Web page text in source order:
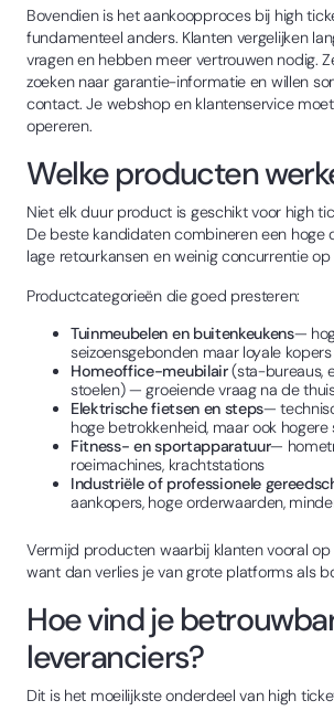
Bovendien is het aankoopproces bij high
fundamenteel anders. Klanten vergelijken
vragen en hebben meer vertrouwen nodig.
zoeken naar garantie-informatie en willen
contact. Je webshop en klantenservice
opereren.
Welke producten
Niet elk duur product is geschikt voor high
De beste kandidaten combineren een hoge
lage retourkansen en weinig concurrentie op
Productcategorieën die goed presteren:
Tuinmeubelen en buitenkeukens—
seizoensgebonden maar loyale kopers
Homeoffice-meubilair(sta-bureaus,
stoelen) — groeiende vraag na de
Elektrische fietsen en steps—
hoge betrokkenheid, maar ook hogere
Fitness- en sportapparatuur—
roeimachines, krachtstations
Industriële of professionele
aankopers, hoge orderwaarden,
Vermijd producten waarbij klanten vooral op
want dan verlies je van grote platforms als
Hoe vind je
leveranciers?
Dit is het moeilijkste onderdeel van high